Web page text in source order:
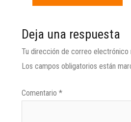
Deja una respuesta
Tu dirección de correo electrónico
Los campos obligatorios están
Comentario *